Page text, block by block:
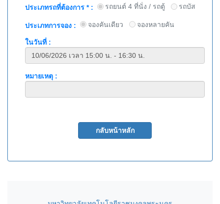
ประเภทรถที่ต้องการ * : รถยนต์ 4 ที่นั่ง / รถตู้ รถบัส
ประเภทการจอง : จองคันเดียว จองหลายคัน
ในวันที่ :
หมายเหตุ :